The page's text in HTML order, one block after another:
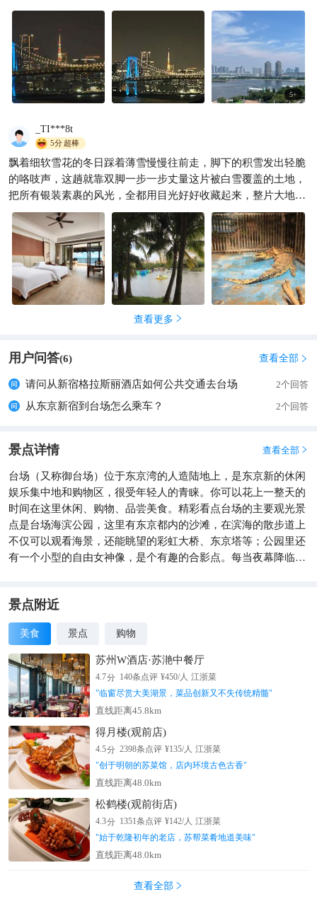
5+
_TI***8t
5分超棒
飘着细软雪花的冬日踩着薄雪慢慢往前走，脚下的积雪发出轻脆
的咯吱声，这趟就靠双脚一步一步丈量这片被白雪覆盖的土地，
把所有银装素裹的风光，全都用目光好好收藏起来，整片大地都
被白雪盖上了一层柔软的白毯，路边的树木挂满了晶莹的雾凇，
风一吹就有细碎的雪沫从枝头飘落下来，落在脸上凉丝丝的，空
气里满是清冽的冷香，吸一口整个肺都变得清爽起来，沿着山间
的步道慢慢往前走，远处的山峦全变成了纯白色，和蓝天连成一
片，像走进了一个童话般的冰雪世界，几个当地的孩童在雪地上
打雪仗，笑闹的声音在空旷的山野里传得很远，路边卖热饮的大
茶喝下去，从舌尖暖到了脚底，连手脚的冰凉都瞬间消散，大爷
闪着钻石一样的光，继续沿着步道慢慢往前走，脚边的雪地上留
途在山脚下的农家院里停下，吃了一顿热乎乎的本地特色火锅，
热气腾腾的锅里满是新鲜的食材，吃完全身都暖融融的，直到夕
冬日最纯粹的浪漫，口袋里装着的那块形状独特的冰碴，就是冬
天送给你的最纯净的纪念 ❄️。抛开所有繁琐的行程规划，向着这
座充满烟火气的古城全速前进，就像是赴一场迟到了许久的温柔
约会。这里的每一寸土地都充满了故事，从金戈铁马的岁月到如
今繁华安宁的市井，历史的脉络清晰可见。我穿行在那些没有围
墙的街巷里，看着东边的屋檐把影子打在石板上，又看着西边的
屋檐得寸进尺地将阴影拉长，光影的流转间，是岁月最真实的独
看着满城灯火渐次亮起，感受那种庄重又生动的浪漫。当夜幕降
跨越时空的共鸣让我瞬间热泪盈眶，原来旅行的意义，就在于这
查看更多 
用户问答(6) 查看全部 
请问从新宿格拉斯丽酒店如何公共交通去台场 2个回答
从东京新宿到台场怎么乘车？ 2个回答
景点详情 查看全部 
台场（又称御台场）位于东京湾的人造陆地上，是东京新的休闲
娱乐集中地和购物区，很受年轻人的青睐。你可以花上一整天的
时间在这里休闲、购物、品尝美食。精彩看点台场的主要观光景
点是台场海滨公园，这里有东京都内的沙滩，在滨海的散步道上
不仅可以观看海景，还能眺望的彩虹大桥、东京塔等；公园里还
有一个小型的自由女神像，是个有趣的合影点。每当夜幕降临，
在台场，如AquaCity、狄克斯、调色板城、DiverCity等，令人目
不暇接。AquaCity与台场海滨公园相邻，除了商铺繁多、影院视
听设备先进外，这里还是临海区域大的美食集合地，日式、西
式、中式、意式等餐厅数不胜数。狄克斯里有台场一丁目商店
街，怀旧气息浓厚，可以在此挑选特产；有超萌的章鱼烧博物
馆，可以吃到味道正宗的章鱼烧；有世嘉欢乐城，各种大型游乐
设施令人直呼过瘾；还有杜莎夫人蜡像馆，可以和知名日本艺人
及世界名人蜡像合影，入场券2000日元。调色板城里的维纳斯城
堡是一座主题公园型商场，堪称年轻女孩们的购物天堂。附近还
有一个大摩天轮，在上面可以俯瞰台场海滨景致，浪漫无比。
DiverCity购物广场前耸立着巨大的1:1机动战士高达模型，成为
了台场的又一个地标。购物广场7楼还有“高达前
线”（GundamFrontTokyo）展区，吸引了很多慕名而来的动漫
迷，入场券1200日元。此外，台场还有很多值得参观的场馆，让
你在玩乐之余还能开拓视野，很有意思。去富士电视台总部大
楼，可以参观摄影棚、与热播节目的道具合影留念，在球型瞭望
室一览东京全景，还能在海贼王主题餐厅里吃上一顿。如果你喜
欢汽车，可以去丰田汽车馆；对科技感兴趣，可以去船舶科学
景点附近
美食 景点 购物
苏州W酒店·苏滟中餐厅
4.7分 140条点评 ¥450/人 江浙菜
"临窗尽赏大美湖景，菜品创新又不失传统精髓"
直线距离45.8km
得月楼(观前店)
4.5分 2398条点评 ¥135/人 江浙菜
"创于明朝的苏菜馆，店内环境古色古香"
直线距离48.0km
松鹤楼(观前街店)
4.3分 1351条点评 ¥142/人 江浙菜
"始于乾隆初年的老店，苏帮菜肴地道美味"
直线距离48.0km
查看全部 